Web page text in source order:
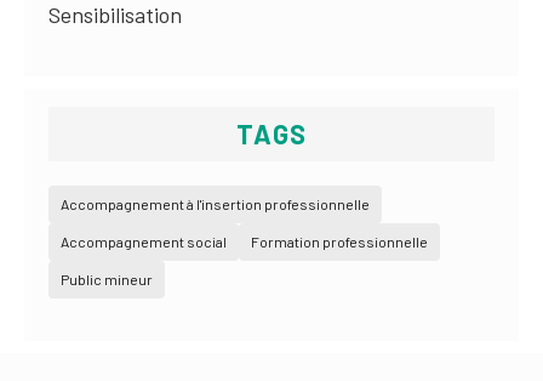
Sensibilisation
TAGS
Accompagnement à l'insertion professionnelle
Accompagnement social Formation professionnelle
Public mineur